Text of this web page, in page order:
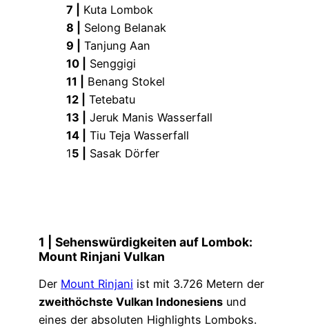
7 |
Kuta Lombok
8 |
Selong Belanak
9 |
Tanjung Aan
10 |
Senggigi
11 |
Benang Stokel
12 |
Tetebatu
13 |
Jeruk Manis Wasserfall
14 |
Tiu Teja Wasserfall
15 | Sasak Dörfer
1 | Sehenswürdigkeiten auf Lombok:
Mount Rinjani Vulkan
Der Mount Rinjani ist mit 3.726 Metern der
zweithöchste Vulkan Indonesiens und
eines der absoluten Highlights Lomboks.